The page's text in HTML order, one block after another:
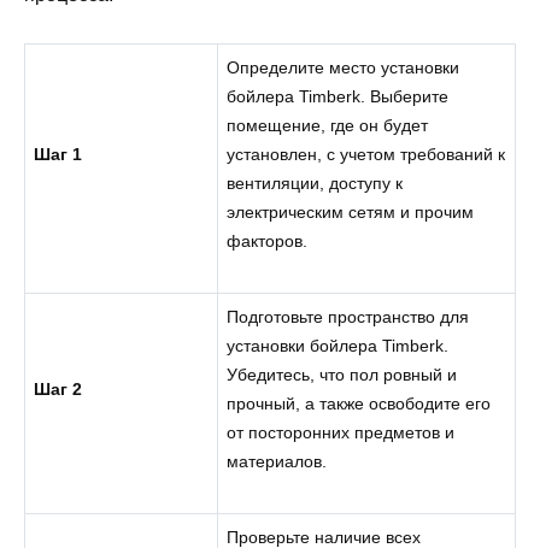
Шаг 1
Определите место установки
бойлера Timberk. Выберите
помещение, где он будет
установлен, с учетом требований к
вентиляции, доступу к
электрическим сетям и прочим
факторов.
Шаг 2
Подготовьте пространство для
установки бойлера Timberk.
Убедитесь, что пол ровный и
прочный, а также освободите его
от посторонних предметов и
материалов.
Проверьте наличие всех